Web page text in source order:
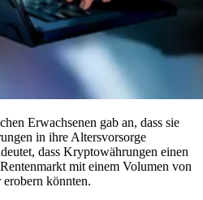
Erwachsenen gab an, dass sie
in ihre Altersvorsorge
dass Kryptowährungen einen
mit einem Volumen von
könnten.